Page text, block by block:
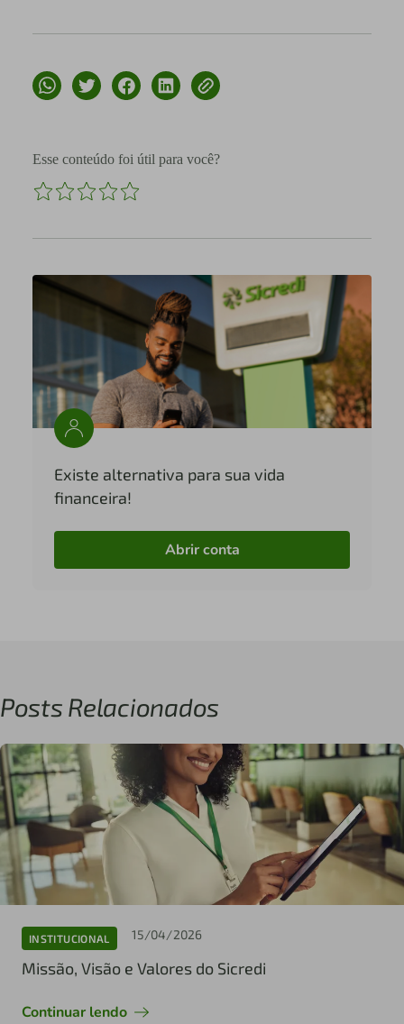
Esse conteúdo foi útil para você?
Existe alternativa para sua vida
financeira!
Abrir conta
Posts Relacionados
INSTITUCIONAL 15/04/2026
Missão, Visão e Valores do Sicredi
Continuar lendo